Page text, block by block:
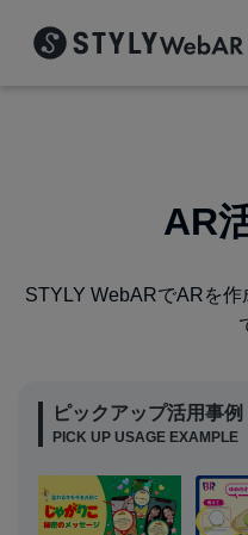
AR
STYLY WebARでARを
ピックアップ活用事例
PICK UP USAGE EXAMPLE